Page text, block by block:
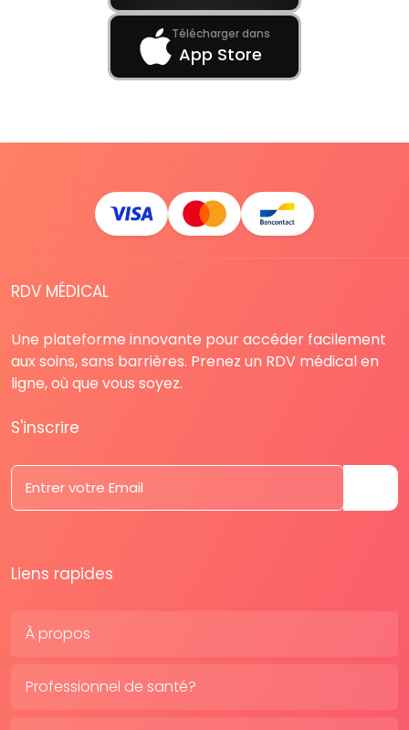
Télécharger dans
App Store
RDV MÉDICAL
Une plateforme innovante pour accéder facilement
aux soins, sans barrières. Prenez un RDV médical en
ligne, où que vous soyez.
S'inscrire
Liens rapides
À propos
Professionnel de santé?